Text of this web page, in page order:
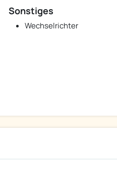
Sonstiges
Wechselrichter